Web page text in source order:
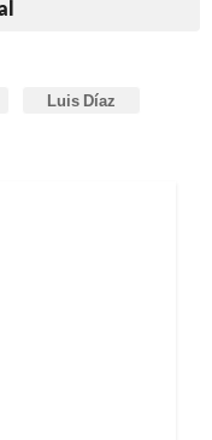
Luis Díaz